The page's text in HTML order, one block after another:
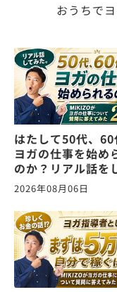
おうちで
はたして50代、60
ヨガの仕事を始め
のか？リアル話を
た。ヨガの仕事に
質問に答えます！
vol.266
2026年08月06日